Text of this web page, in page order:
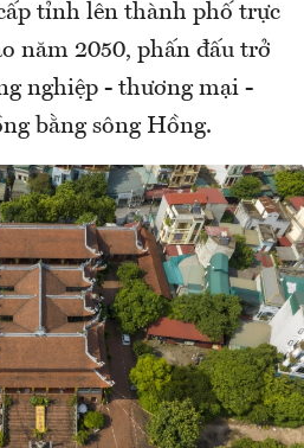
tỉnh lên thành phố trực
năm 2050, phấn đấu trở
nghiệp - thương mại -
bằng sông Hồng.